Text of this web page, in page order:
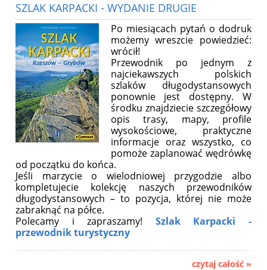
SZLAK KARPACKI - WYDANIE DRUGIE
Po miesiącach pytań o dodruk
możemy wreszcie powiedzieć:
wrócił!
Przewodnik po jednym z
najciekawszych polskich
szlaków długodystansowych
ponownie jest dostępny. W
środku znajdziecie szczegółowy
opis trasy, mapy, profile
wysokościowe, praktyczne
informacje oraz wszystko, co
pomoże zaplanować wędrówkę
od początku do końca.
Jeśli marzycie o wielodniowej przygodzie albo
kompletujecie kolekcję naszych przewodników
długodystansowych – to pozycja, której nie może
zabraknąć na półce.
Polecamy i zapraszamy! Szlak Karpacki -
przewodnik turystyczny
czytaj całość »